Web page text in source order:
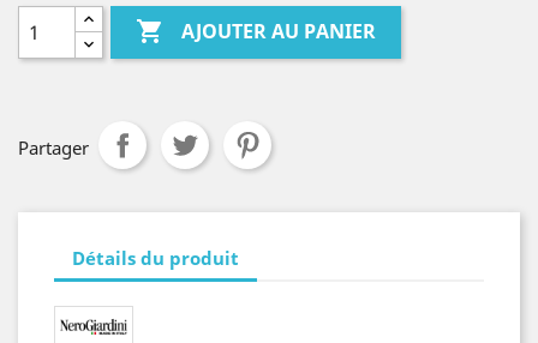
 AJOUTER AU PANIER
Partager
Détails du produit